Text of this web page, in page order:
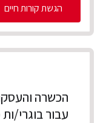
הגשת קורות חיים
עבור בוגרי/